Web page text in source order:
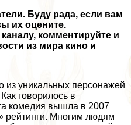
Буду рада, если вам
их оцените.
комментируйте и
из мира кино и
из уникальных персонажей
говорилось в
комедия вышла в 2007
рейтинги. Многим людям